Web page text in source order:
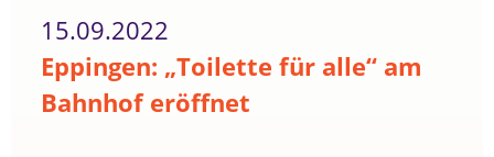
15.09.2022
Eppingen: „Toilette für alle“ am
Bahnhof eröffnet